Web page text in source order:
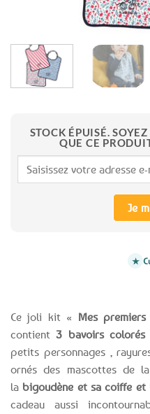
Ce joli kit « Mes
contient3 bavoirs colorés
petits personnages ,
ornés des mascottes de
la bigoudène et sa coiffe
cadeau aussi
STOCK ÉPUISÉ.
QUE CE
Je